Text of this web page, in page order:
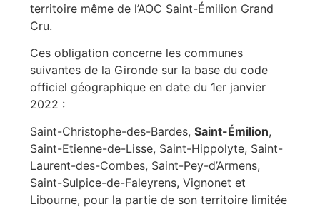
territoire même de l’AOC Saint-Émilion Grand
Cru.
Ces obligation concerne les communes
suivantes de la Gironde sur la base du code
officiel géographique en date du 1er janvier
2022 :
Saint-Christophe-des-Bardes, Saint-Émilion,
Saint-Etienne-de-Lisse, Saint-Hippolyte, Saint-
Laurent-des-Combes, Saint-Pey-d’Armens,
Saint-Sulpice-de-Faleyrens, Vignonet et
Libourne, pour la partie de son territoire limitée